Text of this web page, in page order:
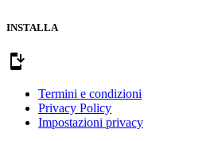
INSTALLA
install_mobile
Termini e condizioni
Privacy Policy
Impostazioni privacy